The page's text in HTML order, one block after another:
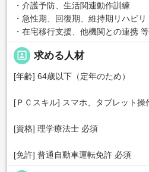
・介護予防、生活関連動作訓練
・急性期、回復期、維持期リハビリ
・在宅移行支援、他機関との連携 等
portrait 求める人材
[年齢] 64歳以下（定年のため）
[ＰＣスキル] スマホ、タブレット操
[資格] 理学療法士 必須
[免許] 普通自動車運転免許 必須